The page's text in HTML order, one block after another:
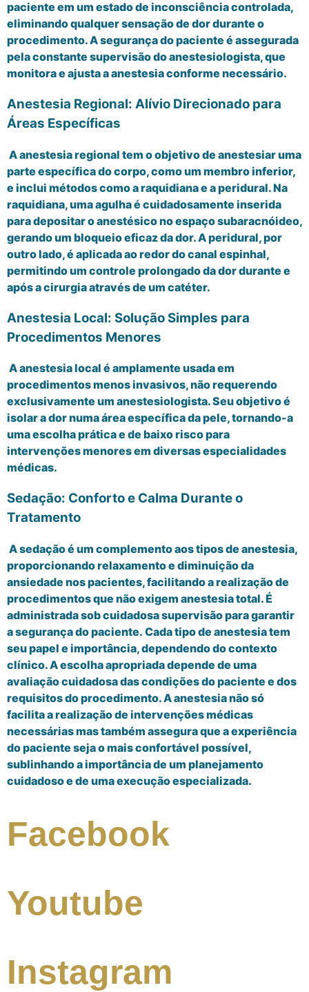
paciente em um estado de inconsciência controlada,
eliminando qualquer sensação de dor durante o
procedimento. A segurança do paciente é assegurada
pela constante supervisão do anestesiologista, que
monitora e ajusta a anestesia conforme necessário.
Anestesia Regional: Alívio Direcionado para
Áreas Específicas
A anestesia regional tem o objetivo de anestesiar uma
parte específica do corpo, como um membro inferior,
e inclui métodos como a raquidiana e a peridural. Na
raquidiana, uma agulha é cuidadosamente inserida
para depositar o anestésico no espaço subaracnóideo,
gerando um bloqueio eficaz da dor. A peridural, por
outro lado, é aplicada ao redor do canal espinhal,
permitindo um controle prolongado da dor durante e
após a cirurgia através de um catéter.
Anestesia Local: Solução Simples para
Procedimentos Menores
A anestesia local é amplamente usada em
procedimentos menos invasivos, não requerendo
exclusivamente um anestesiologista. Seu objetivo é
isolar a dor numa área específica da pele, tornando-a
uma escolha prática e de baixo risco para
intervenções menores em diversas especialidades
médicas.
Sedação: Conforto e Calma Durante o
Tratamento
A sedação é um complemento aos tipos de anestesia,
proporcionando relaxamento e diminuição da
ansiedade nos pacientes, facilitando a realização de
procedimentos que não exigem anestesia total. É
administrada sob cuidadosa supervisão para garantir
a segurança do paciente. Cada tipo de anestesia tem
seu papel e importância, dependendo do contexto
clínico. A escolha apropriada depende de uma
avaliação cuidadosa das condições do paciente e dos
requisitos do procedimento. A anestesia não só
facilita a realização de intervenções médicas
necessárias mas também assegura que a experiência
do paciente seja o mais confortável possível,
sublinhando a importância de um planejamento
cuidadoso e de uma execução especializada.
Facebook
Youtube
Instagram